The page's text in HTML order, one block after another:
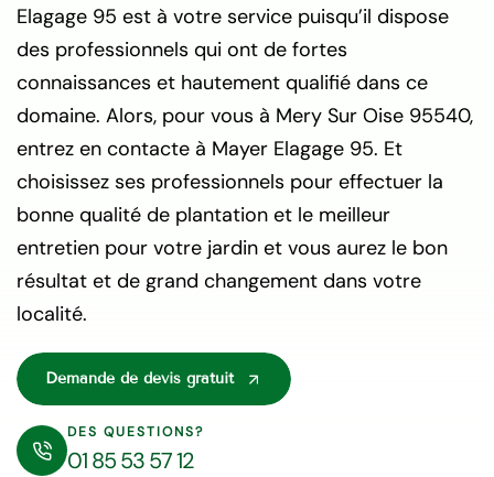
Elagage 95 est à votre service puisqu’il dispose
des professionnels qui ont de fortes
connaissances et hautement qualifié dans ce
domaine. Alors, pour vous à Mery Sur Oise 95540,
entrez en contacte à Mayer Elagage 95. Et
choisissez ses professionnels pour effectuer la
bonne qualité de plantation et le meilleur
entretien pour votre jardin et vous aurez le bon
résultat et de grand changement dans votre
localité.
Demande de devis gratuit
DES QUESTIONS?
01 85 53 57 12